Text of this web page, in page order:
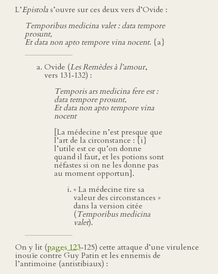
L’Epistolas’ouvre sur ces deux vers d’Ovide :
Temporibus medicina valet : data tempore
prosunt,
Et data non apto tempore vina nocent. {a}
Ovide (Les Remèdes à l’amour,
vers 131‑132) :
Temporis ars medicina fere est :
data tempore prosunt,
Et data non apto tempore vina
nocent
[La médecine n’est presque que
l’art de la circonstance : {i}
l’utile est ce qu’on donne
quand il faut, et les potions sont
néfastes si on ne les donne pas
au moment opportun].
« La médecine tire sa
valeur des circonstances »
dans la version citée
(Temporibus medicina
valet).
On y lit (pages 123‑125) cette attaque d’une virulence
inouïe contre Guy Patin et les ennemis de
l’antimoine (antistibiaux) :